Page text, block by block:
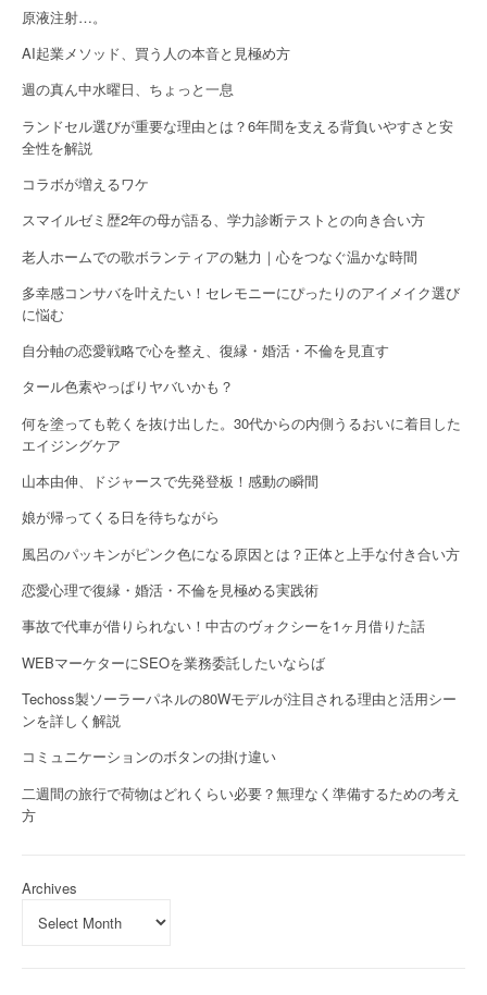
g
a
t
i
o
n
原液注射…。
AI起業メソッド、買う人の本音と見極め方
週の真ん中水曜日、ちょっと一息
ランドセル選びが重要な理由とは？6年間を支える背負いやすさと安
全性を解説
コラボが増えるワケ
スマイルゼミ歴2年の母が語る、学力診断テストとの向き合い方
老人ホームでの歌ボランティアの魅力｜心をつなぐ温かな時間
多幸感コンサバを叶えたい！セレモニーにぴったりのアイメイク選び
に悩む
自分軸の恋愛戦略で心を整え、復縁・婚活・不倫を見直す
タール色素やっぱりヤバいかも？
何を塗っても乾くを抜け出した。30代からの内側うるおいに着目した
エイジングケア
山本由伸、ドジャースで先発登板！感動の瞬間
娘が帰ってくる日を待ちながら
風呂のパッキンがピンク色になる原因とは？正体と上手な付き合い方
恋愛心理で復縁・婚活・不倫を見極める実践術
事故で代車が借りられない！中古のヴォクシーを1ヶ月借りた話
WEBマーケターにSEOを業務委託したいならば
Techoss製ソーラーパネルの80Wモデルが注目される理由と活用シー
ンを詳しく解説
コミュニケーションのボタンの掛け違い
二週間の旅行で荷物はどれくらい必要？無理なく準備するための考え
方
Archives